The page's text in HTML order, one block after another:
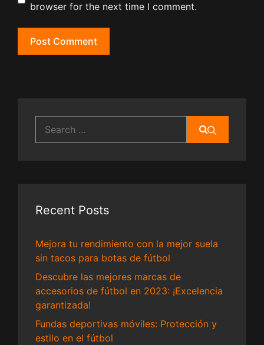
browser for the next time I comment.
for:
Recent Posts
Mejora tu rendimiento con la mejor suela
sin tacos para botas de fútbol
Descubre las mejores marcas de
accesorios de fútbol en 2023: ¡Excelencia
garantizada!
Fundas deportivas móviles: Protección y
estilo en el fútbol